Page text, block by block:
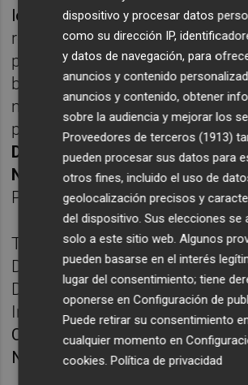
lo avale.El Ministerio de
reducir la obesidad infantil
prohibición de la publicidad de
bebidas calóricas, pero ¿Es o
medida para intentar
problema?Analizamos el
Digón,Psicóloga en
Navarro,Secretaria autonómica
Pública.
También hablamos conMaría
Dietista-Nutricionista y
Departamento de Calidad y
Intur Restauración Colectiva y
CODiNuCoVa (Colegio oficial de
Nutricionistas de la Comunitat
dispositivo y procesar datos
como su dirección IP,
y datos de navegación, para
anuncios y contenido
anuncios y contenido, obtener
sobre la audiencia y mejorar los
Proveedores de terceros (1913)
pueden procesar sus datos para
otros fines, incluido el uso de
geolocalización precisos y
del dispositivo. Sus elecciones se
solo a este sitio web. Algunos
pueden basarse en el interés
lugar del consentimiento; tiene
oponerse enConfiguración de
Puede retirar su consentimiento
cualquier momento en
cookies .Política de privacidad